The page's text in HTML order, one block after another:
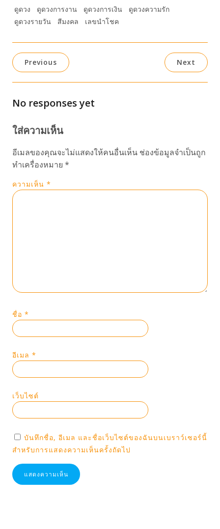
ดูดวง
ดูดวงการงาน ดูดวงการเงิน
ดูดวงความรัก
ดูดวงรายวัน
สีมงคล เลขนำโชค
Previous Next
No responses yet
ใส่ความเห็น
อีเมลของคุณจะไม่แสดงให้คนอื่นเห็น ช่องข้อมูลจำเป็นถูก
ทำเครื่องหมาย *
ความเห็น *
ชื่อ *
อีเมล *
เว็บไซต์
บันทึกชื่อ, อีเมล และชื่อเว็บไซต์ของฉันบนเบราว์เซอร์นี้
สำหรับการแสดงความเห็นครั้งถัดไป